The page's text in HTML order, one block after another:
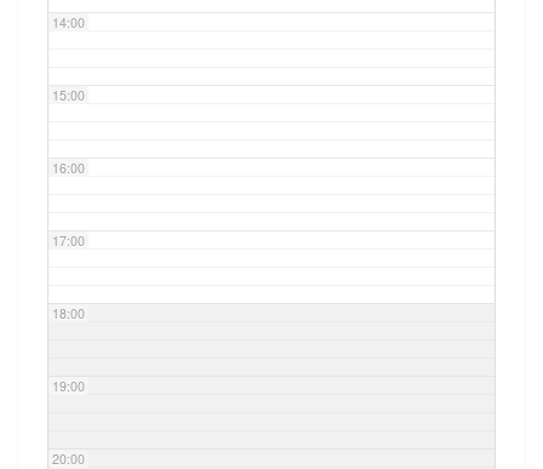
14:00
15:00
16:00
17:00
18:00
19:00
20:00